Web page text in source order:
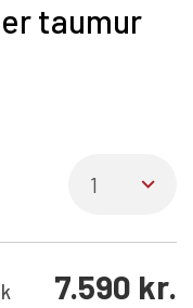
taumur
7.590 kr.